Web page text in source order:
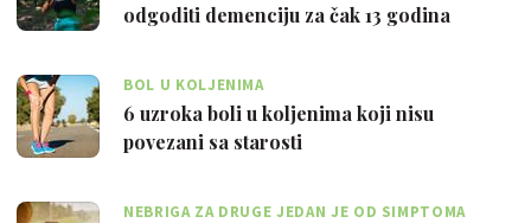
odgoditi demenciju za čak 13 godina
BOL U KOLJENIMA
6 uzroka boli u koljenima koji nisu
povezani sa starosti
NEBRIGA ZA DRUGE JEDAN JE OD SIMPTOMA